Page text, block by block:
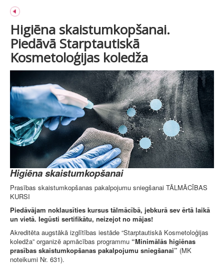
Higiēna skaistumkopšanai.
Piedāvā Starptautiskā
Kosmetoloģijas koledža
Higiēna skaistumkopšanai
Prasības skaistumkopšanas pakalpojumu sniegšanai TĀLMĀCĪBAS
KURSI
Piedāvājam noklausīties kursus tālmācībā, jebkurā sev ērtā laikā
un vietā. Iegūsti sertifikātu, neizejot no mājas!
Akreditēta augstākā izglītības iestāde “Starptautiskā Kosmetoloģijas
koledža” organizē apmācības programmu “Minimālās higiēnas
prasības skaistumkopšanas pakalpojumu sniegšanai” (MK
noteikumi Nr. 631).